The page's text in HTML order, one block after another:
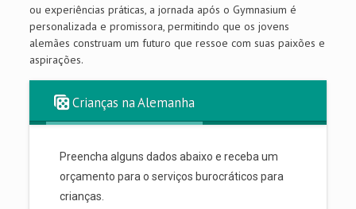
ou experiências práticas, a jornada após o Gymnasium é
personalizada e promissora, permitindo que os jovens
alemães construam um futuro que ressoe com suas paixões e
aspirações.
Crianças na Alemanha
Preencha alguns dados abaixo e receba um
orçamento para o serviços burocráticos para
crianças.